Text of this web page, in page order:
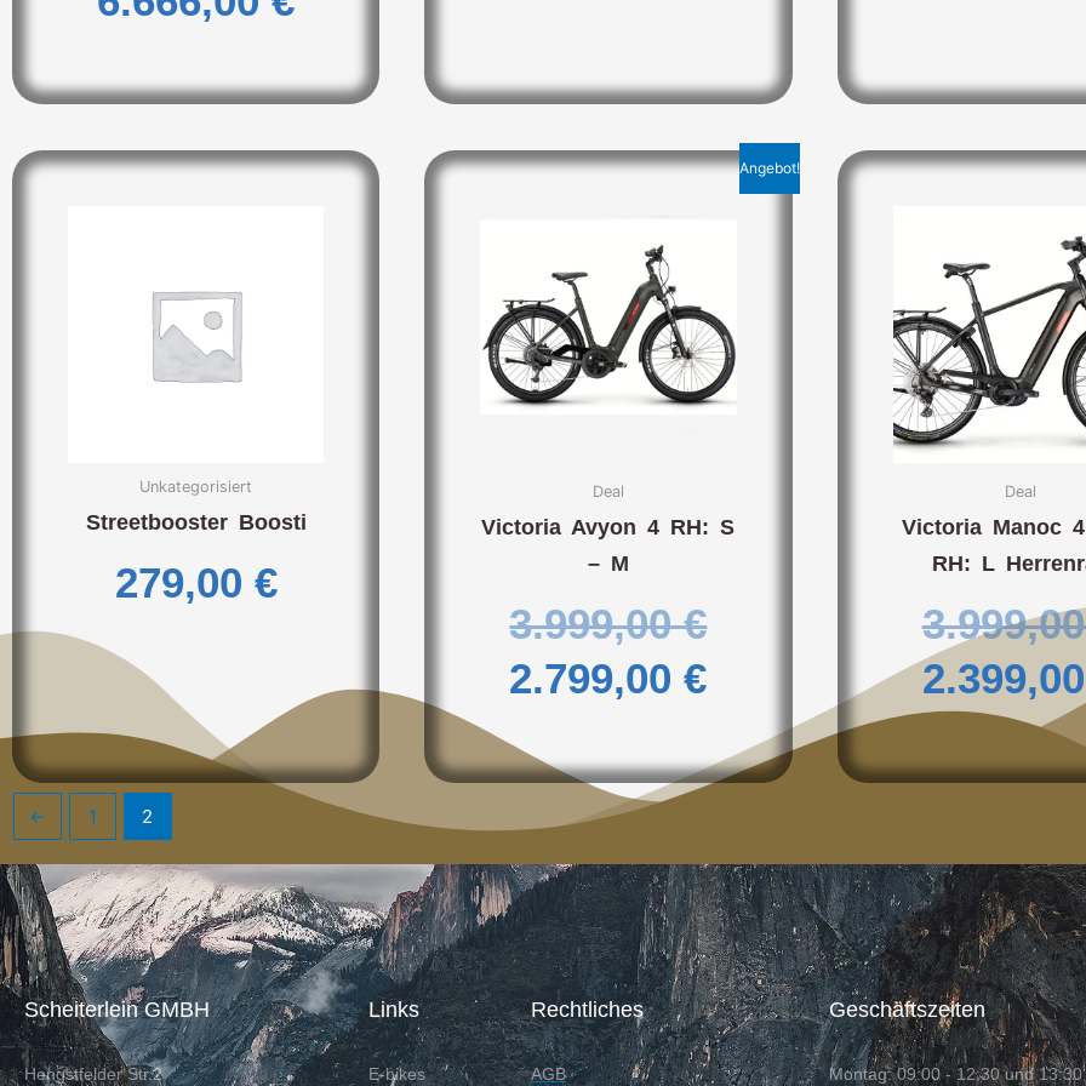
Unkategorisiert
Streetbooster Boosti
279,00 €
Angebot!
Deal
Victoria Avyon 4 RH: S
– M
3.999,00€
Ursprünglicher
3.999,00 €
2.799,00€
Aktueller
2.799,00 €.
Deal
Victoria Manoc
RH: L
2.399,00
← 1 2
Scheiterlein GMBH
Hengstfelder Str.2
Links
E-bikes
Rechtliches
AGB
Geschäftszeiten
Montag: 09:00 - 12:30 und